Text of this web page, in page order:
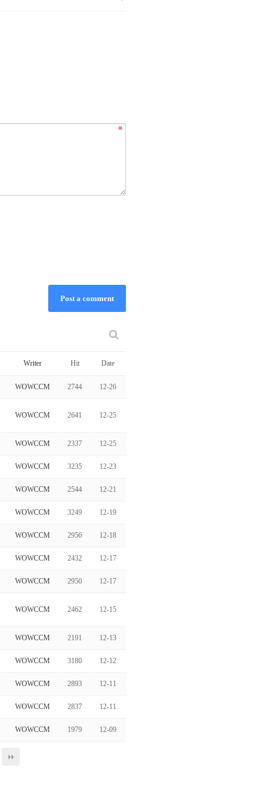
Post a comment
Writer Hit Date
WOWCCM 2744 12-26
WOWCCM 2641 12-25
WOWCCM 2337 12-25
WOWCCM 3235 12-23
WOWCCM 2544 12-21
WOWCCM 3249 12-19
WOWCCM 2956 12-18
WOWCCM 2432 12-17
WOWCCM 2950 12-17
WOWCCM 2462 12-15
WOWCCM 2191 12-13
WOWCCM 3180 12-12
WOWCCM 2893 12-11
WOWCCM 2837 12-11
WOWCCM 1979 12-09